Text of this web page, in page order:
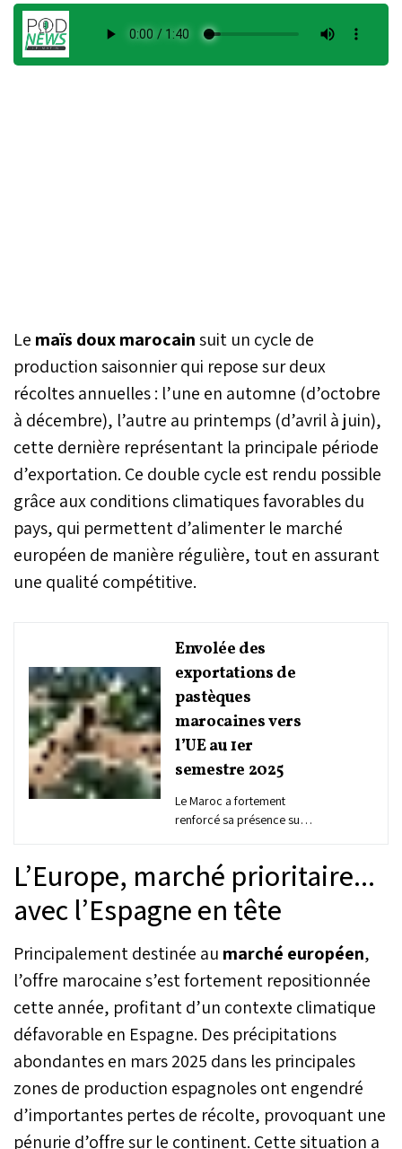
Le maïs doux marocainsuit un cycle de
production saisonnier qui repose sur deux
récoltes annuelles : l’une en automne (d’octobre
à décembre), l’autre au printemps (d’avril à juin),
cette dernière représentant la principale période
d’exportation. Ce double cycle est rendu possible
grâce aux conditions climatiques favorables du
pays, qui permettent d’alimenter le marché
européen de manière régulière, tout en assurant
une qualité compétitive.
Envolée des
exportations de
pastèques
marocaines vers
l’UE au 1er
semestre 2025
Le Maroc a fortement
renforcé sa présence sur
semestre 2025, avec une
hausse de 53,5 % de ses
exportations pour
kilos et près de 162
millions d’euros de
recettes. Dans le même
temps, l’Espagne,
pourtant premier
fournisseur, a vu ses
ventes s’effondrer de 42,5
%, selon les données
publiées par Hortoinfo.
L’Europe, marché prioritaire...
avec l’Espagne en tête
Principalement destinée au marché européen,
l’offre marocaine s’est fortement repositionnée
cette année, profitant d’un contexte climatique
défavorable en Espagne. Des précipitations
abondantes en mars 2025 dans les principales
zones de production espagnoles ont engendré
d’importantes pertes de récolte, provoquant une
pénurie d’offre sur le continent. Cette situation a